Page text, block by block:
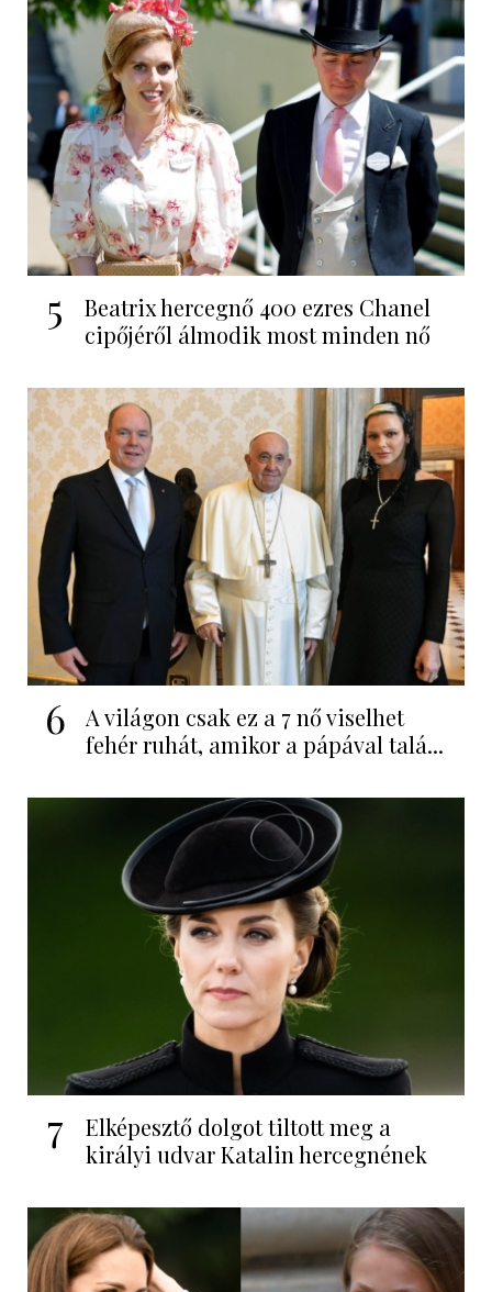
5
Beatrix hercegnő 400 ezres Chanel
cipőjéről álmodik most minden nő
6
A világon csak ez a 7 nő viselhet
fehér ruhát, amikor a pápával talá...
7
Elképesztő dolgot tiltott meg a
királyi udvar Katalin hercegnének